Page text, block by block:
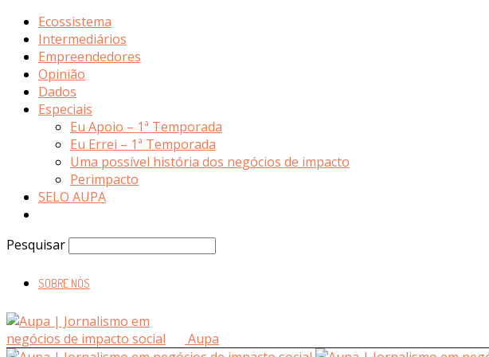
Ecossistema
Intermediários
Empreendedores
Opinião
Dados
Especiais
Eu Apoio – 1ª Temporada
Eu Errei – 1ª Temporada
Uma possível história dos negócios de impacto
Perimpacto
SELO AUPA
Pesquisar
SOBRE NÓS
Aupa